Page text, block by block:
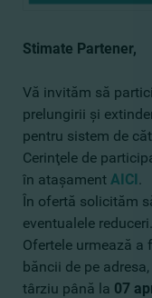
Stimate Partener,
Vă invităm să
prelungirii şi
pentru sistem de
Cerinţele de
în ataşament AICI.
În ofertă solicităm
eventualele reduceri.
Ofertele urmează a
băncii de pe
târziu până la 07